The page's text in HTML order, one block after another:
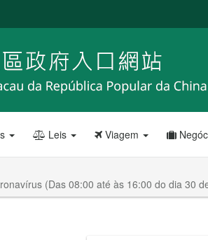
Leis Viagem
(Das 08:00 até às 16:00 do dia 30